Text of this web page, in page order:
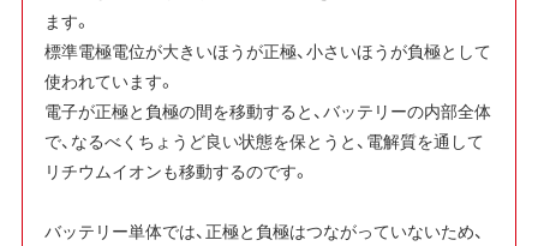
ます。
標準電極電位が大きいほうが正極、小さいほうが負極として
使われています。
電子が正極と負極の間を移動すると、バッテリーの内部全体
で、なるべくちょうど良い状態を保とうと、電解質を通して
リチウムイオンも移動するのです。
バッテリー単体では、正極と負極はつながっていないため、